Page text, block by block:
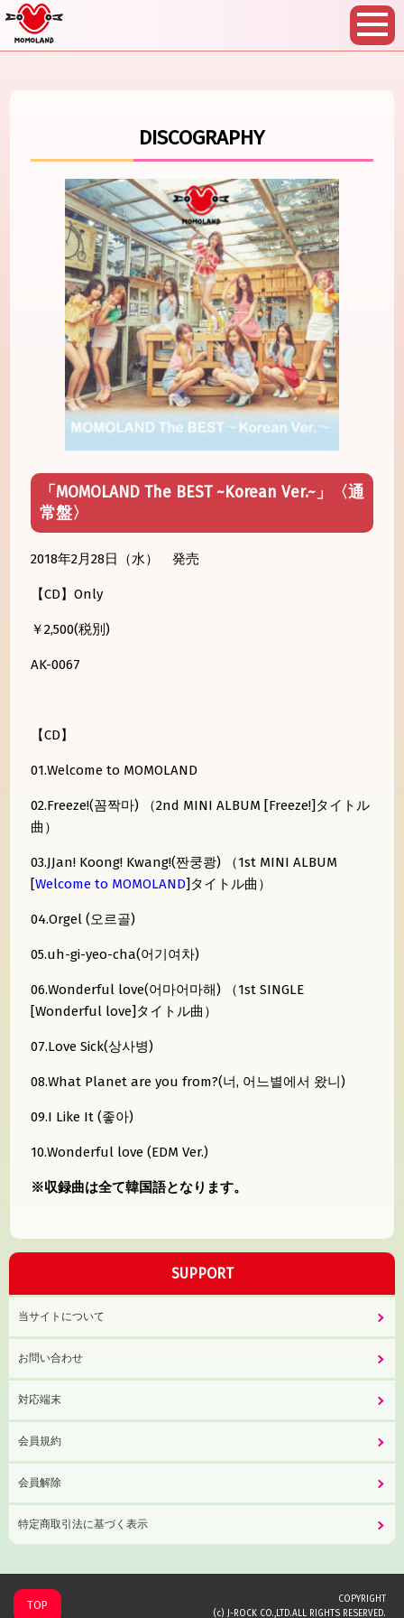
DISCOGRAPHY
「MOMOLAND The BEST ~Korean Ver.~」〈通
常盤〉
2018年2月28日（水） 発売
【CD】Only
￥2,500(税別)
AK-0067
【CD】
01.Welcome to MOMOLAND
02.Freeze!(꼼짝마) （2nd MINI ALBUM [Freeze!]タイトル
曲）
03.JJan! Koong! Kwang!(짠쿵쾅) （1st MINI ALBUM
[Welcome to MOMOLAND]タイトル曲）
04.Orgel (오르골)
05.uh-gi-yeo-cha(어기여차)
06.Wonderful love(어마어마해) （1st SINGLE
[Wonderful love]タイトル曲）
07.Love Sick(상사병)
08.What Planet are you from?(너, 어느별에서 왔니)
09.I Like It (좋아)
10.Wonderful love (EDM Ver.)
※収録曲は全て韓国語となります。
SUPPORT
当サイトについて
お問い合わせ
対応端末
会員規約
会員解除
特定商取引法に基づく表示
TOP
COPYRIGHT
(c) J-ROCK CO.,LTD.ALL RIGHTS RESERVED.